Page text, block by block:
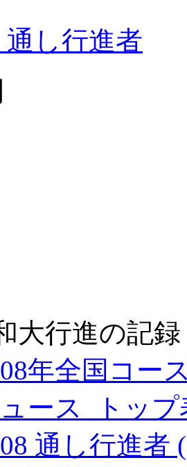
通し行進者
大行進の記録
年全国コー
ース_トップ
通し行進者